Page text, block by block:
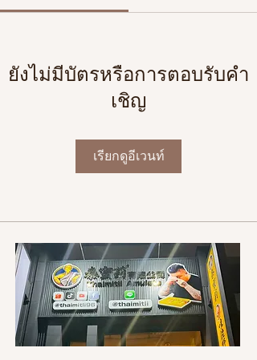
ยังไม่มีบัตรหรือการตอบรับคำ
เชิญ
เรียกดูอีเวนท์